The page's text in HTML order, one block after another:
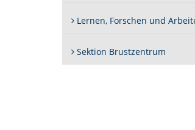
Lernen, Forschen und
Sektion Brustzentrum